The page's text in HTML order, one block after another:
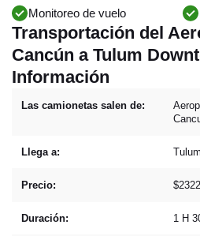
Monitoreo de vuelo
Transportación del
Cancún a Tulum
Información
Las camionetas salen de:
Llega a:
Precio:
Duración: 1 H